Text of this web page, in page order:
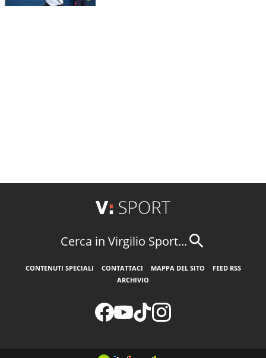
Cerca in Virgilio Sport...
CONTENUTI SPECIALI CONTATTACI MAPPA DEL SITO
FEED RSS
ARCHIVIO